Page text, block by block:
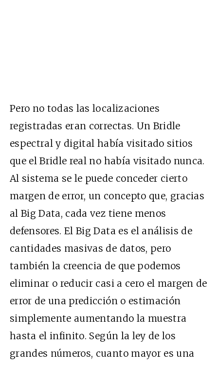
Pero no todas las localizaciones
registradas eran correctas. Un Bridle
espectral y digital había visitado sitios
que el Bridle real no había visitado nunca.
Al sistema se le puede conceder cierto
margen de error, un concepto que, gracias
al Big Data, cada vez tiene menos
defensores. El Big Data es el análisis de
cantidades masivas de datos, pero
también la creencia de que podemos
eliminar o reducir casi a cero el margen de
error de una predicción o estimación
simplemente aumentando la muestra
hasta el infinito. Según la ley de los
grandes números, cuanto mayor es una